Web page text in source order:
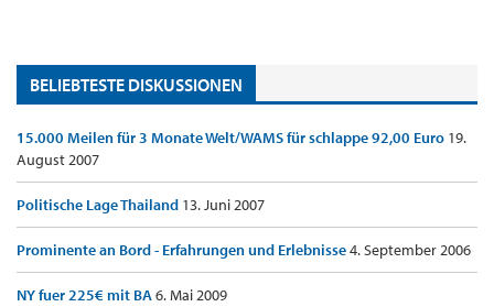
BELIEBTESTE DISKUSSIONEN
15.000 Meilen für 3 Monate Welt/WAMS für schlappe 92,00 Euro 19.
August 2007
Politische Lage Thailand 13. Juni 2007
Prominente an Bord - Erfahrungen und Erlebnisse4. September 2006
NY fuer 225€ mit BA6. Mai 2009